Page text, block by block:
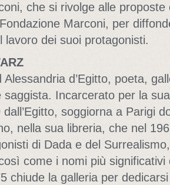
che si rivolge alle
Marconi, per
lavoro dei suoi protagonisti.
d’Egitto, poeta,
saggista. Incarcerato per la
soggiorna a Parigi
nella sua libreria, che nel
di Dada e del
come i nomi più significativi
chiude la galleria per